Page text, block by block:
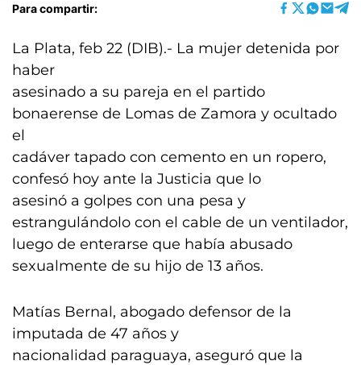
Para compartir:
La Plata, feb 22 (DIB).- La mujer detenida por
haber
asesinado a su pareja en el partido
bonaerense de Lomas de Zamora y ocultado
el
cadáver tapado con cemento en un ropero,
confesó hoy ante la Justicia que lo
asesinó a golpes con una pesa y
estrangulándolo con el cable de un ventilador,
luego de enterarse que había abusado
sexualmente de su hijo de 13 años.
Matías Bernal, abogado defensor de la
imputada de 47 años y
nacionalidad paraguaya, aseguró que la